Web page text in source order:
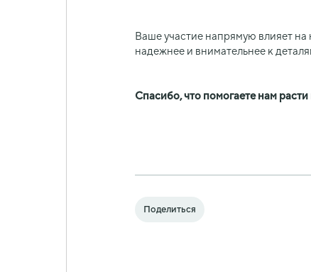
Ваше участие напрямую влияет
надежнее и внимательнее к
Спасибо, что помогаете нам
Поделиться